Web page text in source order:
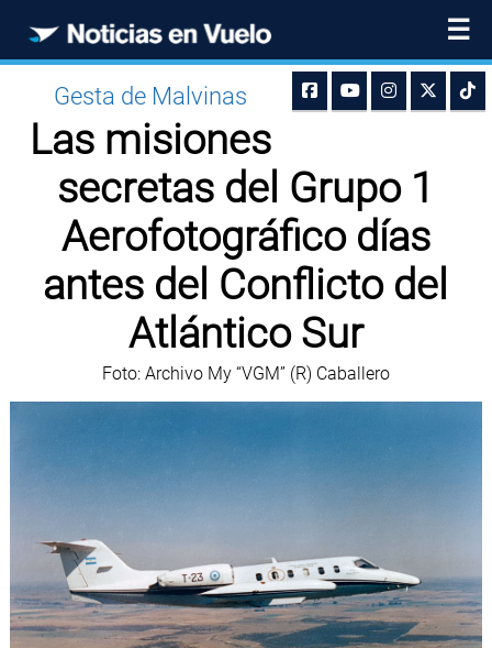
☰
Gesta de Malvinas
Las misiones
secretas del Grupo 1
Aerofotográfico días
antes del Conflicto del
Atlántico Sur
Foto: Archivo My “VGM” (R) Caballero